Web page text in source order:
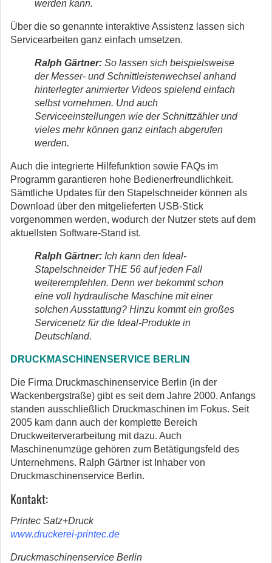
werden kann.
Über die so genannte interaktive Assistenz lassen sich
Servicearbeiten ganz einfach umsetzen.
Ralph Gärtner: So lassen sich beispielsweise
der Messer- und Schnittleistenwechsel anhand
hinterlegter animierter Videos spielend einfach
selbst vornehmen. Und auch
Serviceeinstellungen wie der Schnittzähler und
vieles mehr können ganz einfach abgerufen
werden.
Auch die integrierte Hilfefunktion sowie FAQs im
Programm garantieren hohe Bedienerfreundlichkeit.
Sämtliche Updates für den Stapelschneider können als
Download über den mitgelieferten USB-Stick
vorgenommen werden, wodurch der Nutzer stets auf dem
aktuellsten Software-Stand ist.
Ralph Gärtner: Ich kann den Ideal-
Stapelschneider THE 56 auf jeden Fall
weiterempfehlen. Denn wer bekommt schon
eine voll hydraulische Maschine mit einer
solchen Ausstattung? Hinzu kommt ein großes
Servicenetz für die Ideal-Produkte in
Deutschland.
DRUCKMASCHINENSERVICE BERLIN
Die Firma Druckmaschinenservice Berlin (in der
Wackenbergstraße) gibt es seit dem Jahre 2000. Anfangs
standen ausschließlich Druckmaschinen im Fokus. Seit
2005 kam dann auch der komplette Bereich
Druckweiterverarbeitung mit dazu. Auch
Maschinenumzüge gehören zum Betätigungsfeld des
Unternehmens. Ralph Gärtner ist Inhaber von
Druckmaschinenservice Berlin.
Kontakt:
Printec Satz+Druck
www.druckerei-printec.de
Druckmaschinenservice Berlin